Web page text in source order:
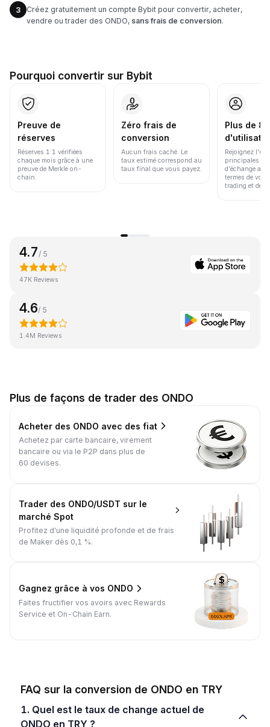
3
Créez gratuitement un compte Bybit pour convertir, acheter,
vendre ou trader des ONDO, sans frais de conversion.
Pourquoi convertir sur Bybit
Preuve de
réserves
Réserves 1:1 vérifiées
chaque mois grâce à une
preuve de Merkle on-
chain.
Zéro frais de
conversion
Aucun frais caché. Le
taux estimé correspond au
taux final que vous payez.
Plus de
Rejoignez
principales
d'échange au
termes de
trading et de
4.7 / 5
47K Reviews
4.6/ 5
1.4M Reviews
Plus de façons de trader des ONDO
Acheter des ONDO avec des fiat
Achetez par carte bancaire, virement
bancaire ou via le P2P dans plus de
60 devises.
Trader des ONDO/USDT sur le
marché Spot
Profitez d'une liquidité profonde et de frais
de Maker dès 0,1 %.
Gagnez grâce à vos ONDO
Faites fructifier vos avoirs avec Rewards
Service et On-Chain Earn.
FAQ sur la conversion de ONDO en TRY
1. Quel est le taux de change actuel de
ONDO en TRY ?